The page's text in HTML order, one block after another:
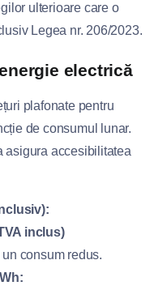
ulterioare care o
Legea nr. 206/2023.
electrică
plafonate pentru
de consumul lunar.
asigura accesibilitatea
inclus)
consum redus.